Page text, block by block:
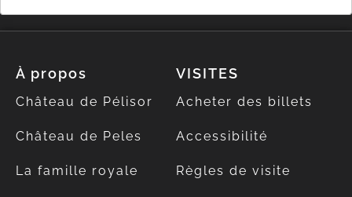
À propos
Château de Pélisor
Château de Peles
La famille royale
VISITES
Acheter des billets
Accessibilité
Règles de visite